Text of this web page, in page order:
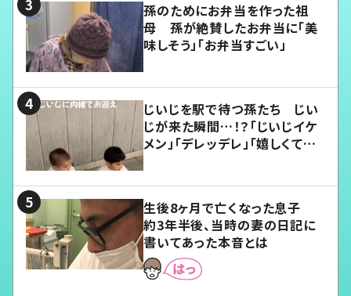
孫のためにお弁当を作った祖
母 孫が絶賛したお弁当に「美
味しそう」「お弁当すごい」
じいじを駅で待つ孫たち じい
じが来た瞬間…！？「じいじイケ
メン」「デレッデレ」「嬉しくて可
生後8ヶ月で亡くなった息子
約3年半後、当時の妻の日記に
書いてあった本音とは